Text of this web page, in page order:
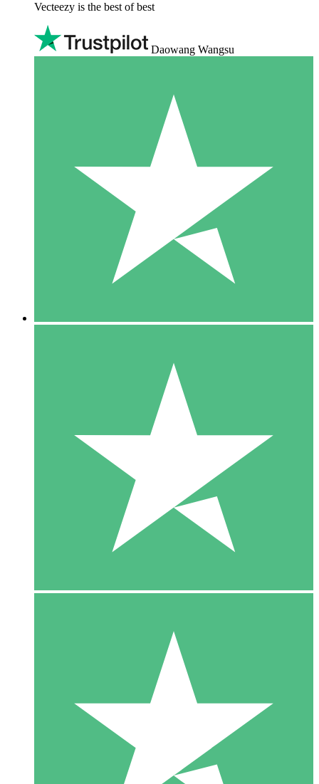
Vecteezy is the best of best
Daowang Wangsu